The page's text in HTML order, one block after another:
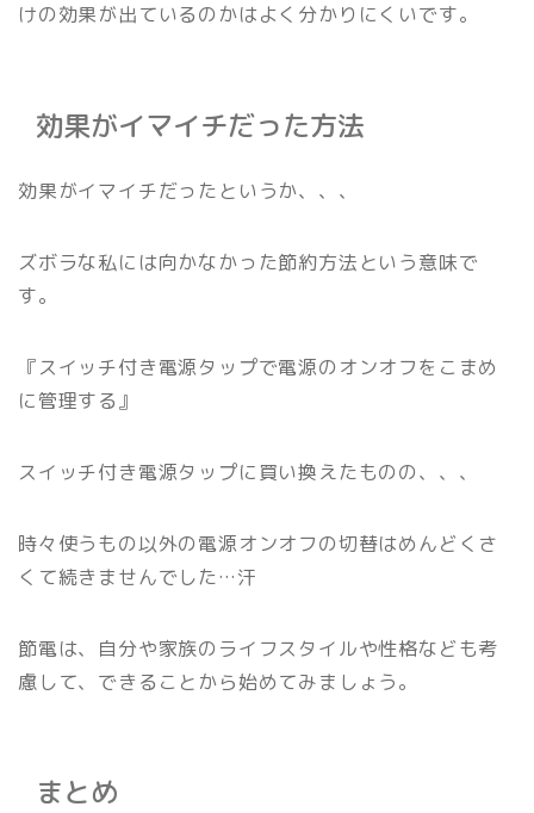
けの効果が出ているのかはよく分かりにくいです。
効果がイマイチだった方法
効果がイマイチだったというか、、、
ズボラな私には向かなかった節約方法という意味で
す。
『スイッチ付き電源タップで電源のオンオフをこまめ
に管理する』
スイッチ付き電源タップに買い換えたものの、、、
時々使うもの以外の電源オンオフの切替はめんどくさ
くて続きませんでした…汗
節電は、自分や家族のライフスタイルや性格なども考
慮して、できることから始めてみましょう。
まとめ